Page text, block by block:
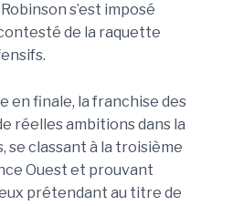
s’est imposé
de la raquette
en finale, la franchise des
réelles ambitions dans la
se classant à la troisième
Ouest et prouvant
prétendant au titre de